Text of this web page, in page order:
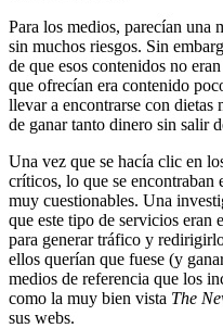
Para los medios, parecían una
sin muchos riesgos. Sin
de que esos contenidos no
que ofrecían era contenido
llevar a encontrarse con
de ganar tanto dinero sin salir
Una vez que se hacía clic en
críticos, lo que se encontraban
muy cuestionables. Una
que este tipo de servicios eran
para generar tráfico y
ellos querían que fuese (y
medios de referencia que los
como la muy bien vista The
sus webs.